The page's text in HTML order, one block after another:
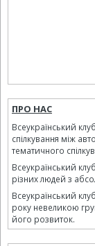
ПРО НАС
Всеукраїнський
спілкування між
тематичного
Всеукраїнський
різних людей з
Всеукраїнський
року невеликою
його розвиток.